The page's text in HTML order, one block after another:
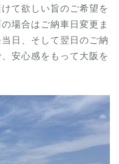
て欲しい旨のご希望を
場合はご納車日変更ま
日、そして翌日のご納
安心感をもって大阪を